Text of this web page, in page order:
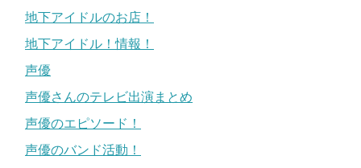
地下アイドルのお店！
地下アイドル！情報！
声優
声優さんのテレビ出演まとめ
声優のエピソード！
声優のバンド活動！